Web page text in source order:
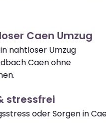
Caen Umzug
nahtloser Umzug
Caen ohne
stressfrei
oder Sorgen in